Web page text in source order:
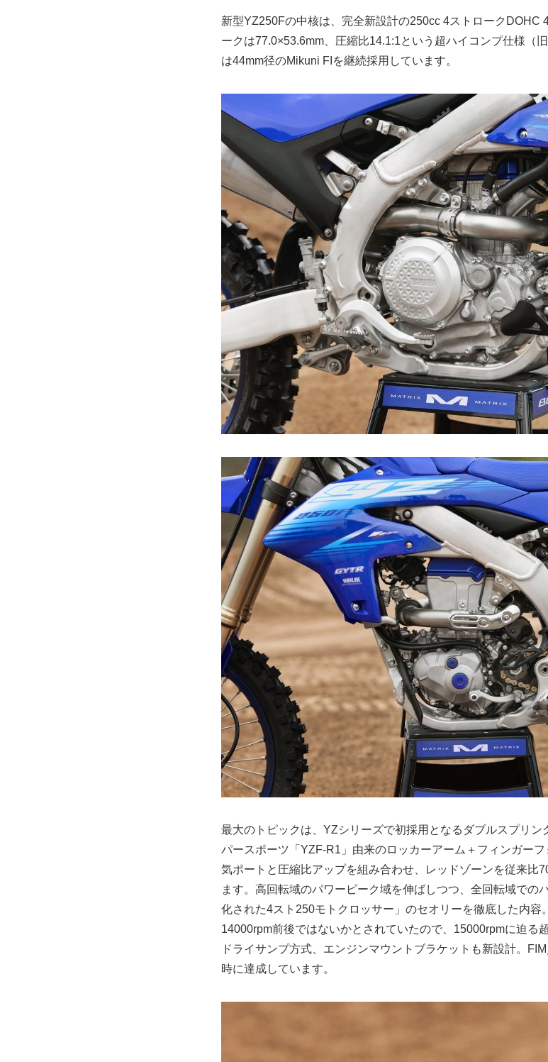
新型YZ250Fの中核は、完全新設計の250cc 4ストロークDOHC
ークは77.0×53.6mm、圧縮比14.1:1という超ハイコンプ仕様（
は44mm径のMikuni FIを継続採用しています。
最大のトピックは、YZシリーズで初採用となるダブルスプリン
パースポーツ「YZF-R1」由来のロッカーアーム＋フィンガー
気ポートと圧縮比アップを組み合わせ、レッドゾーンを従来比
ます。高回転域のパワーピーク域を伸ばしつつ、全回転域での
化された4スト250モトクロッサー」のセオリーを徹底した内容
14000rpm前後ではないかとされていたので、15000rpmに迫る
ドライサンプ方式、エンジンマウントブラケットも新設計。
時に達成しています。